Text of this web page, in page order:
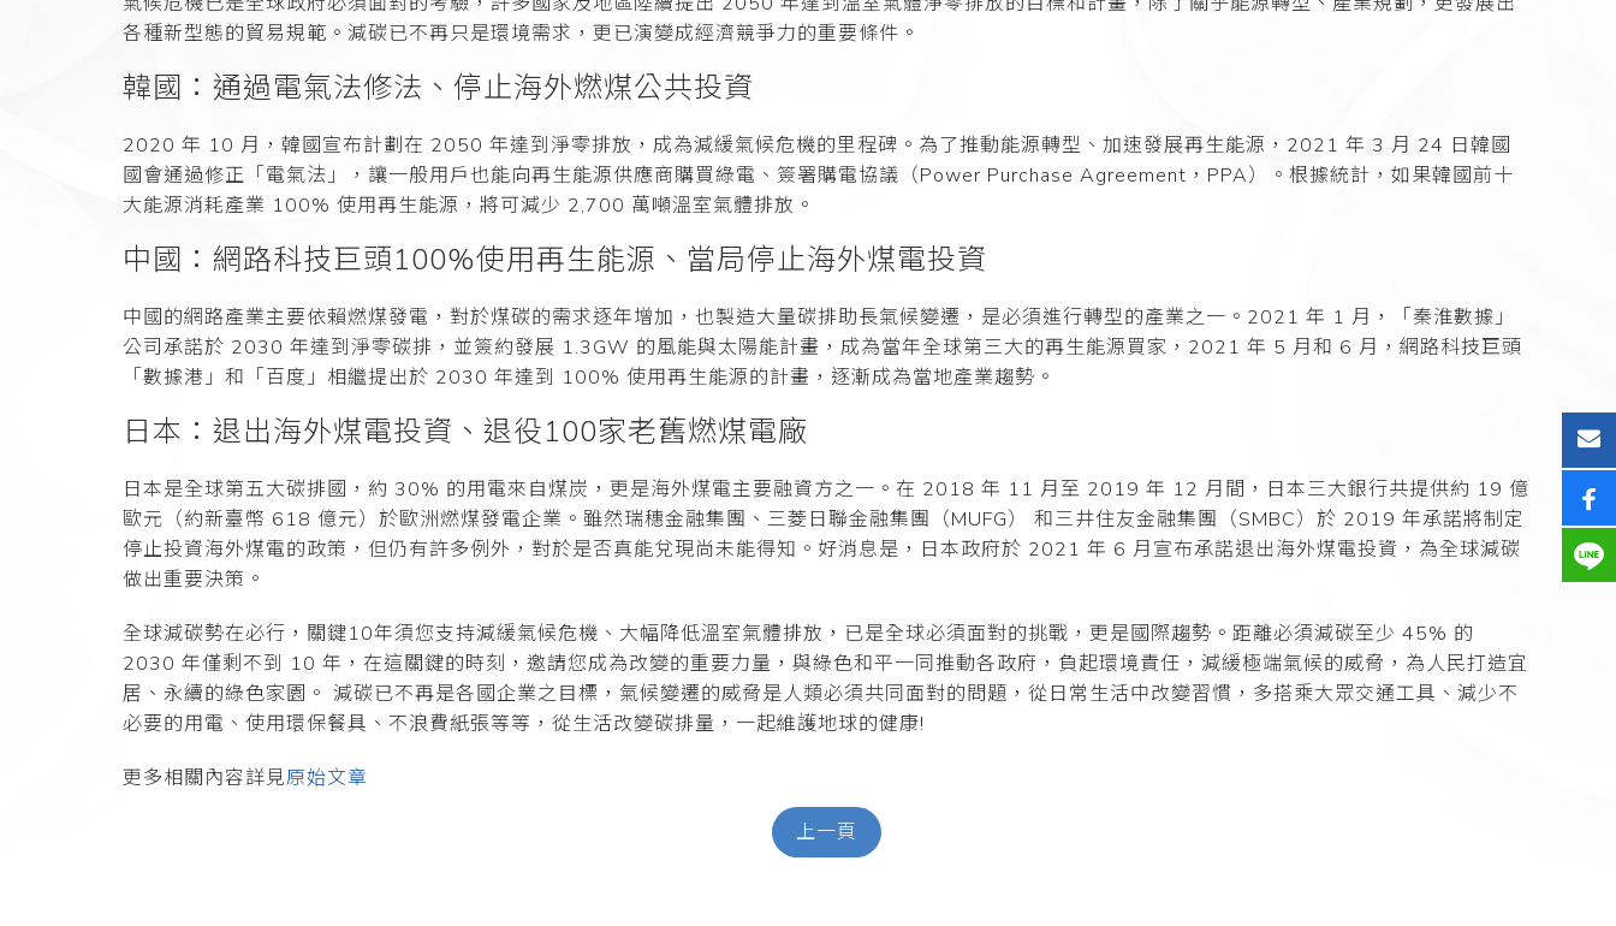
各種新型態的貿易規範。 減碳已不再只是環境需求，更已演變成經濟競爭力的重要條件。
韓國：通過電氣法修法、停止海外燃煤公共投資
2020 年 10 月，韓國宣布計劃在 2050 年達到淨零排放，成為減緩氣候危機的里程碑。為了推動能源轉型、加速發展再生能源，2021 年 3 月 24 日韓國
國會通過修正「電氣法」，讓一般用戶也能向再生能源供應商購買綠電、簽署購電協議（Power Purchase Agreement，PPA）。根據統計，如果韓國前十
大能源消耗產業 100% 使用再生能源，將可減少 2,700 萬噸溫室氣體排放。
中國：網路科技巨頭100%使用再生能源、當局停止海外煤電投資
中國的網路產業主要依賴燃煤發電，對於煤碳的需求逐年增加，也製造大量碳排助長氣候變遷，是必須進行轉型的產業之一。2021 年 1 月，「秦淮數據」
公司承諾於 2030 年達到淨零碳排，並簽約發展 1.3GW 的風能與太陽能計畫，成為當年全球第三大的再生能源買家，2021 年 5 月和 6 月，網路科技巨頭
「數據港」和「百度」相繼提出於 2030 年達到 100% 使用再生能源的計畫，逐漸成為當地產業趨勢。
日本：退出海外煤電投資、退役100家老舊燃煤電廠
日本是全球第五大碳排國，約 30% 的用電來自煤炭，更是海外煤電主要融資方之一。在 2018 年 11 月至 2019 年 12 月間，日本三大銀行共提供約 19 億
歐元（約新臺幣 618 億元）於歐洲燃煤發電企業。雖然瑞穗金融集團、三菱日聯金融集團（MUFG） 和三井住友金融集團（SMBC）於 2019 年承諾將制定
停止投資海外煤電的政策，但仍有許多例外，對於是否真能兌現尚未能得知。好消息是，日本政府於 2021 年 6 月宣布承諾退出海外煤電投資，為全球減碳
做出重要決策。
全球減碳勢在必行，關鍵10年須您支持減緩氣候危機、大幅降低溫室氣體排放，已是全球必須面對的挑戰，更是國際趨勢。距離必須減碳至少 45% 的
2030 年僅剩不到 10 年，在這關鍵的時刻，邀請您成為改變的重要力量，與綠色和平一同推動各政府，負起環境責任，減緩極端氣候的威脅，為人民打造宜
居、永續的綠色家園。 減碳已不再是各國企業之目標，氣候變遷的威脅是人類必須共同面對的問題，從日常生活中改變習慣，多搭乘大眾交通工具、減少不
必要的用電、使用環保餐具、不浪費紙張等等，從生活改變碳排量，一起維護地球的健康!
更多相關內容詳見原始文章
上一頁